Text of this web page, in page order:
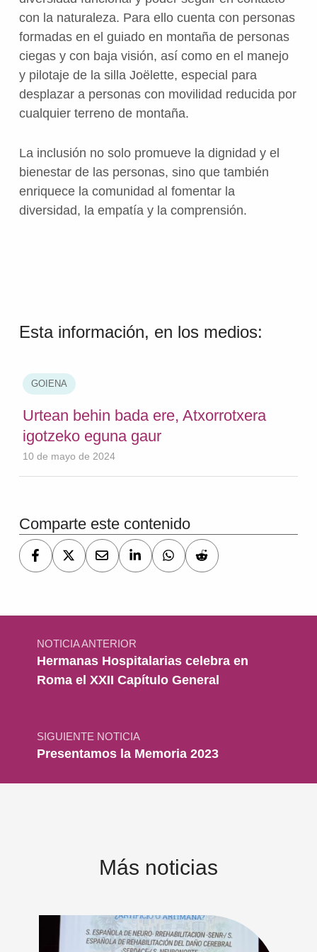
con la naturaleza. Para ello cuenta con personas
formadas en el guiado en montaña de personas
ciegas y con baja visión, así como en el manejo
y pilotaje de la silla Joëlette, especial para
desplazar a personas con movilidad reducida por
cualquier terreno de montaña.
La inclusión no solo promueve la dignidad y el
bienestar de las personas, sino que también
enriquece la comunidad al fomentar la
diversidad, la empatía y la comprensión.
Esta información, en los medios:
GOIENA
Urtean behin bada ere, Atxorrotxera
igotzeko eguna gaur
10 de mayo de 2024
Volver a la navegación principal
Comparte este contenido
Navegación de entradas
NOTICIA ANTERIOR
Hermanas Hospitalarias celebra en
Roma el XXII Capítulo General
SIGUIENTE NOTICIA
Presentamos la Memoria 2023
Más noticias